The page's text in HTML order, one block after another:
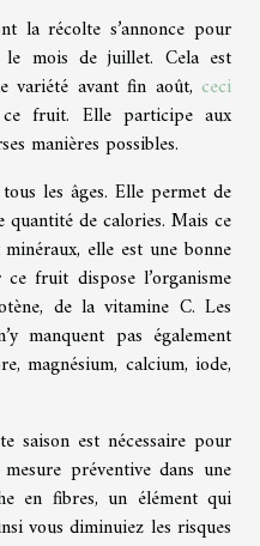
la récolte s’annonce pour
le mois de juillet. Cela est
variété avant fin août, ceci
fruit. Elle participe aux
manières possibles.
les âges. Elle permet de
de calories. Mais ce
elle est une bonne
fruit dispose l’organisme
de la vitamine C. Les
manquent pas également
magnésium, calcium, iode,
saison est nécessaire pour
préventive dans une
en fibres, un élément qui
vous diminuiez les risques